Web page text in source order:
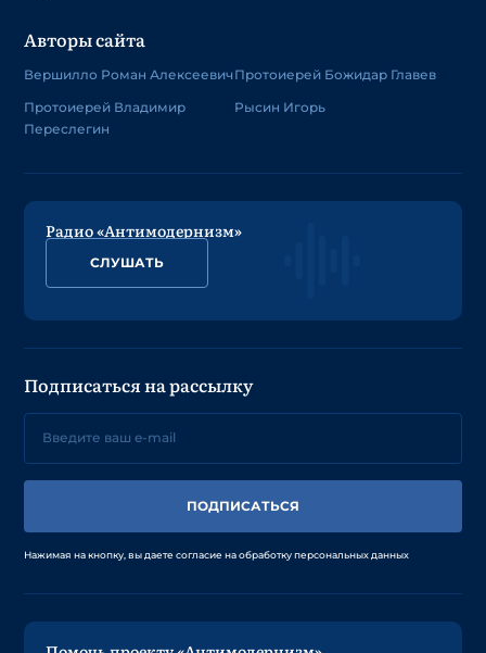
Авторы сайта
Вершилло Роман Алексеевич
Протоиерей Владимир
Переслегин
Протоиерей Божидар Главев
Рысин Игорь
Радио «Антимодернизм»
СЛУШАТЬ
Подписаться на рассылку
ПОДПИСАТЬСЯ
Нажимая на кнопку, вы даете согласие на обработку персональных данных